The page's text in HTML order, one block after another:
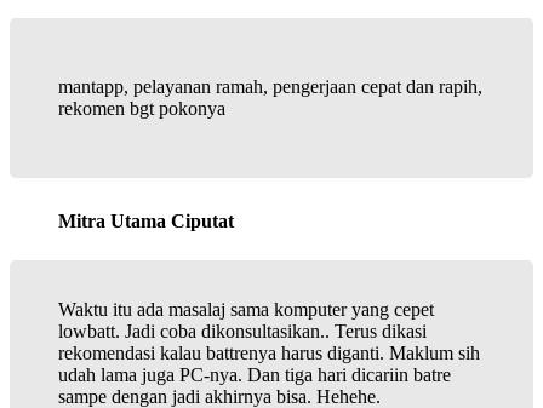
mantapp, pelayanan ramah, pengerjaan cepat dan rapih,
rekomen bgt pokonya
Mitra Utama Ciputat
Waktu itu ada masalaj sama komputer yang cepet
lowbatt. Jadi coba dikonsultasikan.. Terus dikasi
rekomendasi kalau battrenya harus diganti. Maklum sih
udah lama juga PC-nya. Dan tiga hari dicariin batre
sampe dengan jadi akhirnya bisa. Hehehe.